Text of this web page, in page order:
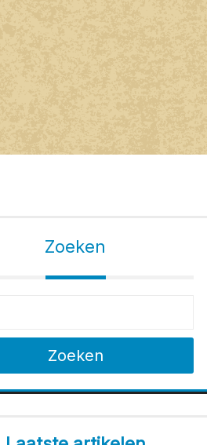
Zoeken
Zoeken